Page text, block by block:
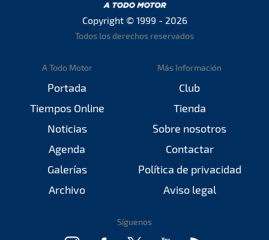
Copyright © 1999 - 2026
Todos los derechos reservados
A Todo Motor
Portada
Tiempos Online
Noticias
Agenda
Galerías
Archivo
Más Información
Club
Tienda
Sobre nosotros
Contactar
Política de privacidad
Aviso legal
Síguenos